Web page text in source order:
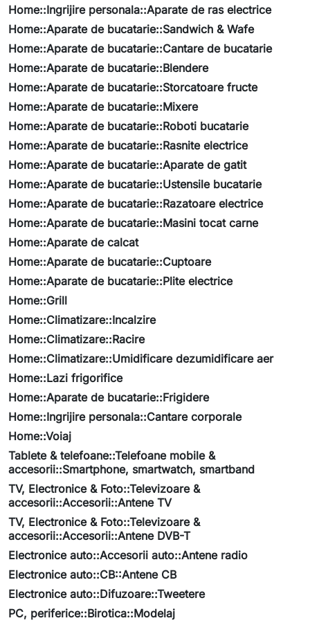
Home::Ingrijire personala::Aparate de ras electrice
Home::Aparate de bucatarie::Sandwich & Wafe
Home::Aparate de bucatarie::Cantare de bucatarie
Home::Aparate de bucatarie::Blendere
Home::Aparate de bucatarie::Storcatoare fructe
Home::Aparate de bucatarie::Mixere
Home::Aparate de bucatarie::Roboti bucatarie
Home::Aparate de bucatarie::Rasnite electrice
Home::Aparate de bucatarie::Aparate de gatit
Home::Aparate de bucatarie::Ustensile bucatarie
Home::Aparate de bucatarie::Razatoare electrice
Home::Aparate de bucatarie::Masini tocat carne
Home::Aparate de calcat
Home::Aparate de bucatarie::Cuptoare
Home::Aparate de bucatarie::Plite electrice
Home::Grill
Home::Climatizare::Incalzire
Home::Climatizare::Racire
Home::Climatizare::Umidificare dezumidificare aer
Home::Lazi frigorifice
Home::Aparate de bucatarie::Frigidere
Home::Ingrijire personala::Cantare corporale
Home::Voiaj
Tablete & telefoane::Telefoane mobile &
accesorii::Smartphone, smartwatch, smartband
TV, Electronice & Foto::Televizoare &
accesorii::Accesorii::Antene TV
TV, Electronice & Foto::Televizoare &
accesorii::Accesorii::Antene DVB-T
Electronice auto::Accesorii auto::Antene radio
Electronice auto::CB::Antene CB
Electronice auto::Difuzoare::Tweetere
PC, periferice::Birotica::Modelaj